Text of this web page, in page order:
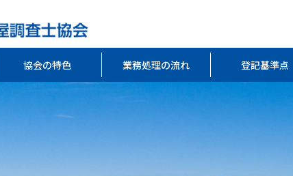
協会の特色 業務処理の流れ 登記基準点